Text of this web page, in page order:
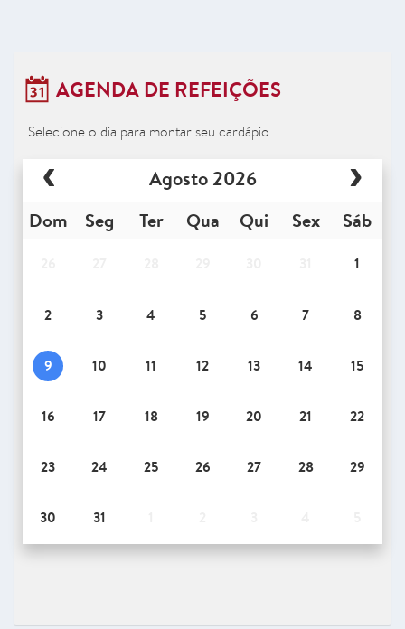
AGENDA DE REFEIÇÕES
Selecione o dia para montar seu cardápio
Agosto 2026
Dom Seg Ter Qua Qui Sex Sáb
1
2 3 4 5 6 7 8
9 10 11 12 13 14 15
16 17 18 19 20 21 22
23 24 25 26 27 28 29
30 31